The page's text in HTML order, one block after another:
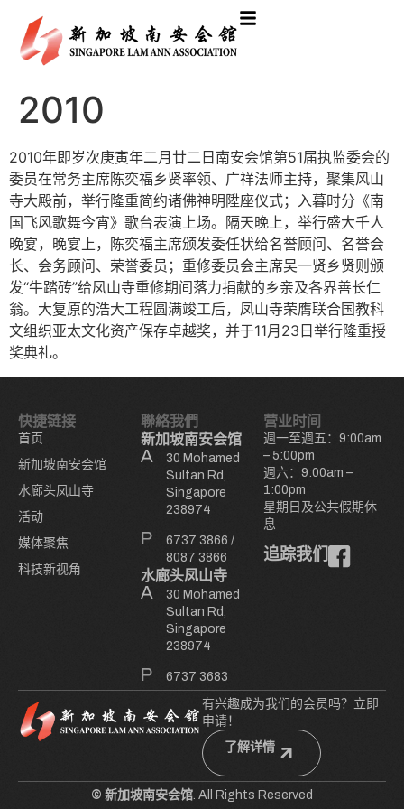
2010
2010年即岁次庚寅年二月廿二日南安会馆第51届执监委会的
委员在常务主席陈奕福乡贤率领、广祥法师主持，聚集风山
寺大殿前，举行隆重简约诸佛神明陞座仪式；入暮时分《南
国飞风歌舞今宵》歌台表演上场。隔天晚上，举行盛大千人
晚宴，晚宴上，陈奕福主席颁发委任状给名誉顾问、名誉会
长、会务顾问、荣誉委员；重修委员会主席吴一贤乡贤则颁
发“牛踏砖”给凤山寺重修期间落力捐献的乡亲及各界善长仁
翁。大复原的浩大工程圆满竣工后，凤山寺荣膺联合国教科
文组织亚太文化资产保存卓越奖，并于11月23日举行隆重授
奖典礼。
快捷链接
首页
新加坡南安会馆
水廊头凤山寺
活动
媒体聚焦
科技新视角
聯絡我們
新加坡南安会馆
30 Mohamed
Sultan Rd,
Singapore
238974
6737 3866 /
8087 3866
水廊头凤山寺
30 Mohamed
Sultan Rd,
Singapore
238974
6737 3683
营业时间
週一至週五：9:00am
– 5:00pm
週六：9:00am –
1:00pm
星期日及公共假期休
息
追踪我们
有兴趣成为我们的会员吗？立即
申请！
了解详情
© 新加坡南安会馆 . All Rights Reserved